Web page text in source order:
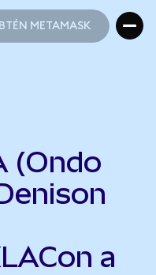
METAMASK
(Ondo
a